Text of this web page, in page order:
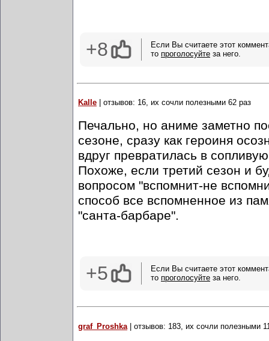
+8
Если Вы считаете этот
то проголосуйте за него.
Kalle | отзывов: 16, их сочли полезными 62 раз
Печально, но аниме заметно
сезоне, сразу как героиня
вдруг превратилась в
Похоже, если третий сезон и
вопросом "вспомнит-не
способ все вспомненное из
"санта-барбаре".
+5
Если Вы считаете этот
то проголосуйте за него.
graf_Proshka | отзывов: 183, их сочли полезными